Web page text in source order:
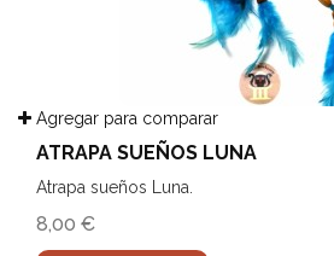
Agregar para comparar
ATRAPA SUEÑOS LUNA
Atrapa sueños Luna.
8,00 €